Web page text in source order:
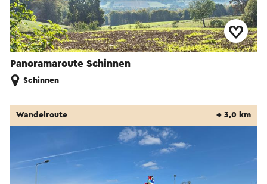
Panoramaroute Schinnen
Schinnen
Wandelroute → 3,0 km